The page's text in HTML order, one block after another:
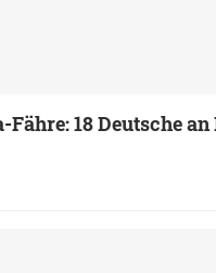
18 Deutsche an